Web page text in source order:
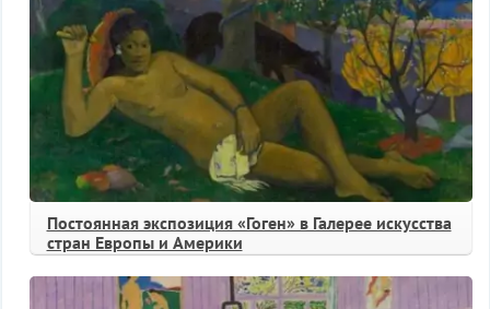
Постоянная экспозиция «Гоген» в Галерее искусства
стран Европы и Америки